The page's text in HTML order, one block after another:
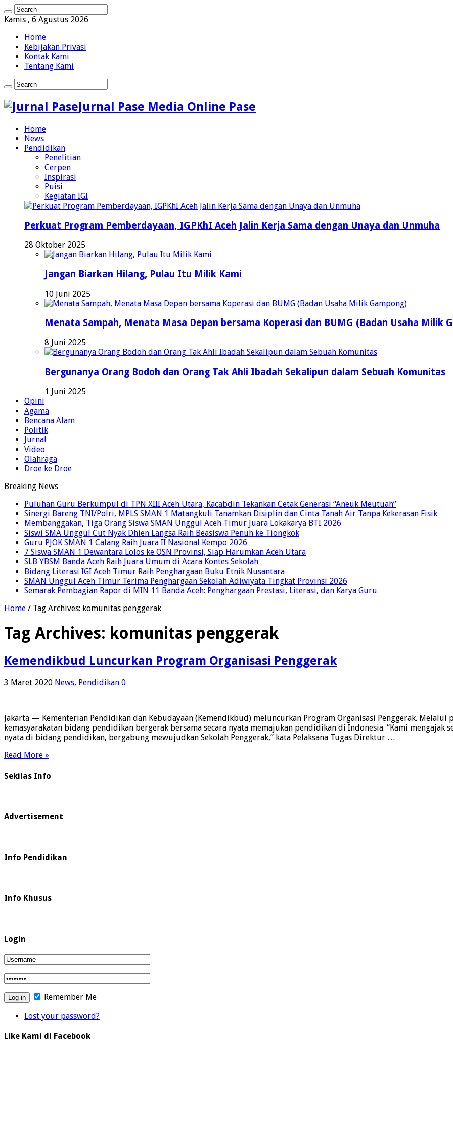
Kamis , 6 Agustus 2026
Home
Kebijakan Privasi
Kontak Kami
Tentang Kami
Jurnal Pase Media Online Pase
Home
News
Pendidikan
Penelitian
Cerpen
Inspirasi
Puisi
Kegiatan IGI
Perkuat Program Pemberdayaan, IGPKhI Aceh Jalin Kerja Sama dengan Unaya dan Unmuha
28 Oktober 2025
Jangan Biarkan Hilang, Pulau Itu Milik Kami
10 Juni 2025
Menata Sampah, Menata Masa Depan bersama Koperasi dan BUMG (Badan Usaha Milik
8 Juni 2025
Bergunanya Orang Bodoh dan Orang Tak Ahli Ibadah Sekalipun dalam Sebuah Komunitas
1 Juni 2025
Opini
Agama
Bencana Alam
Politik
Jurnal
Video
Olahraga
Droe ke Droe
Breaking News
Puluhan Guru Berkumpul di TPN XIII Aceh Utara, Kacabdin Tekankan Cetak Generasi “Aneuk Meutuah”
Sinergi Bareng TNI/Polri, MPLS SMAN 1 Matangkuli Tanamkan Disiplin dan Cinta Tanah Air Tanpa Kekerasan Fisik
Membanggakan, Tiga Orang Siswa SMAN Unggul Aceh Timur Juara Lokakarya BTI 2026
Siswi SMA Unggul Cut Nyak Dhien Langsa Raih Beasiswa Penuh ke Tiongkok
Guru PJOK SMAN 1 Calang Raih Juara II Nasional Kempo 2026
7 Siswa SMAN 1 Dewantara Lolos ke OSN Provinsi, Siap Harumkan Aceh Utara
SLB YBSM Banda Aceh Raih Juara Umum di Acara Kontes Sekolah
Bidang Literasi IGI Aceh Timur Raih Penghargaan Buku Etnik Nusantara
SMAN Unggul Aceh Timur Terima Penghargaan Sekolah Adiwiyata Tingkat Provinsi 2026
Semarak Pembagian Rapor di MIN 11 Banda Aceh: Penghargaan Prestasi, Literasi, dan Karya Guru
Home / Tag Archives: komunitas penggerak
Tag Archives: komunitas penggerak
Kemendikbud Luncurkan Program Organisasi Penggerak
3 Maret 2020 News, Pendidikan 0
Jakarta — Kementerian Pendidikan dan Kebudayaan (Kemendikbud) meluncurkan Program Organisasi Penggerak.
kemasyarakatan bidang pendidikan bergerak bersama secara nyata memajukan pendidikan di Indonesia. “Kami
nyata di bidang pendidikan, bergabung mewujudkan Sekolah Penggerak,” kata Pelaksana Tugas Direktur …
Read More »
Sekilas Info
Advertisement
Info Pendidikan
Info Khusus
Login
Remember Me
Lost your password?
Like Kami di Facebook